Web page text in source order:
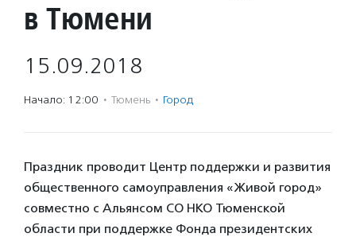
в Тюмени
15.09.2018
Начало: 12:00 · Тюмень · Город
Праздник проводит Центр поддержки и развития
общественного самоуправления «Живой город»
совместно с Альянсом СО НКО Тюменской
области при поддержке Фонда президентских